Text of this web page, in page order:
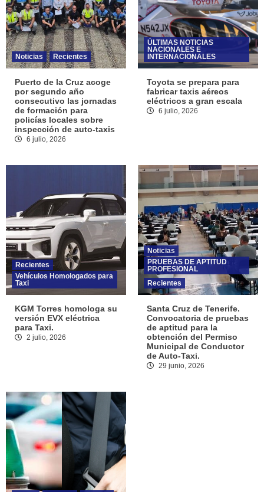
Noticias Recientes
Puerto de la Cruz acoge
por segundo año
consecutivo las jornadas
de formación para
policías locales sobre
inspección de auto-taxis
6 julio, 2026
ÚLTIMAS NOTICIAS
NACIONALES E
INTERNACIONALES
Toyota se prepara para
fabricar taxis aéreos
eléctricos a gran escala
6 julio, 2026
Recientes
Vehículos Homologados para
Taxi
KGM Torres homologa su
versión EVX eléctrica
para Taxi.
2 julio, 2026
Noticias
PRUEBAS DE APTITUD
PROFESIONAL
Recientes
Santa Cruz de Tenerife.
Convocatoria de pruebas
de aptitud para la
obtención del Permiso
Municipal de Conductor
de Auto-Taxi.
29 junio, 2026